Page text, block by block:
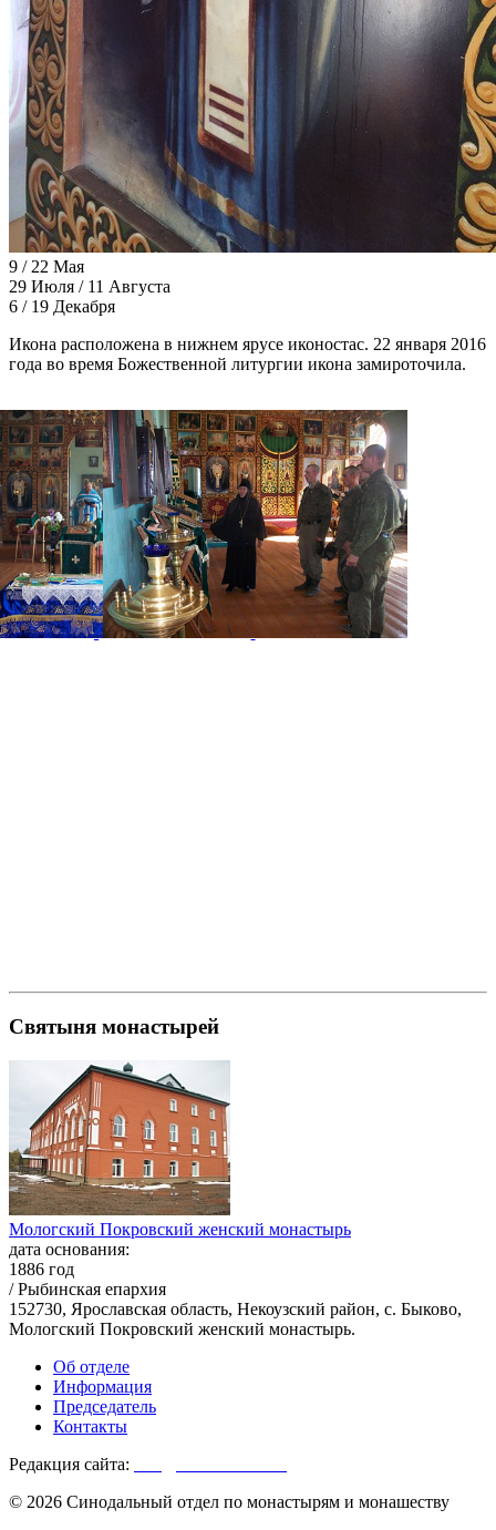
9 / 22 Мая
29 Июля / 11 Августа
6 / 19 Декабря
Икона расположена в нижнем ярусе иконостас. 22 января 2016
года во время Божественной литургии икона замироточила.
Галерея
Святыня монастырей
Мологский Покровский женский монастырь
дата основания:
1886 год
/ Рыбинская епархия
152730, Ярославская область, Некоузский район, с. Быково,
Мологский Покровский женский монастырь.
Об отделе
Информация
Председатель
Контакты
Редакция сайта:
© 2026 Синодальный отдел по монастырям и монашеству